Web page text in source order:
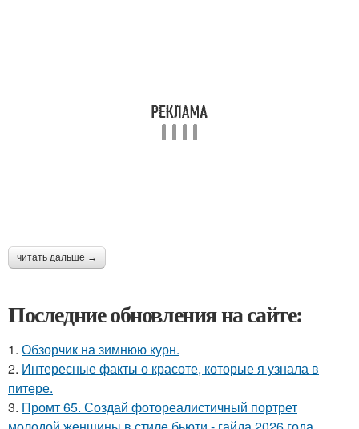
читать дальше →
Последние обновления на сайте:
1. Обзорчик на зимнюю курн.
2. Интересные факты о красоте, которые я узнала в
питере.
3. Промт 65. Создай фотореалистичный портрет